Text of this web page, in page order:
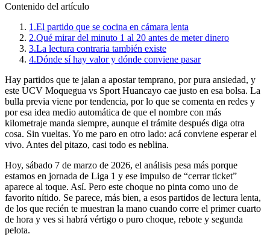
Contenido del artículo
1.El partido que se cocina en cámara lenta
2.Qué mirar del minuto 1 al 20 antes de meter dinero
3.La lectura contraria también existe
4.Dónde sí hay valor y dónde conviene pasar
Hay partidos que te jalan a apostar temprano, por pura ansiedad, y
este UCV Moquegua vs Sport Huancayo cae justo en esa bolsa. La
bulla previa viene por tendencia, por lo que se comenta en redes y
por esa idea medio automática de que el nombre con más
kilometraje manda siempre, aunque el trámite después diga otra
cosa. Sin vueltas. Yo me paro en otro lado: acá conviene esperar el
vivo. Antes del pitazo, casi todo es neblina.
Hoy, sábado 7 de marzo de 2026, el análisis pesa más porque
estamos en jornada de Liga 1 y ese impulso de “cerrar ticket”
aparece al toque. Así. Pero este choque no pinta como uno de
favorito nítido. Se parece, más bien, a esos partidos de lectura lenta,
de los que recién te muestran la mano cuando corre el primer cuarto
de hora y ves si habrá vértigo o puro choque, rebote y segunda
pelota.